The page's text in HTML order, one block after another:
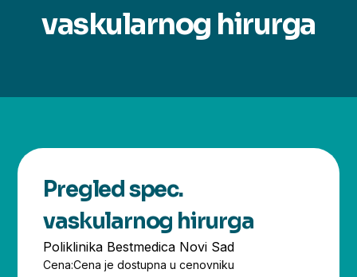
vaskularnog hirurga
Pregled spec.
vaskularnog hirurga
Poliklinika Bestmedica Novi Sad
Cena:Cena je dostupna u cenovniku